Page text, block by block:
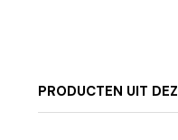
PRODUCTEN UIT